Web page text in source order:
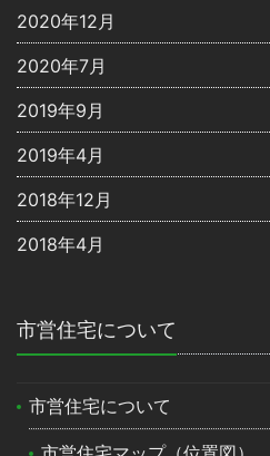
2020年12月
2020年7月
2019年9月
2019年4月
2018年12月
2018年4月
市営住宅について
市営住宅について